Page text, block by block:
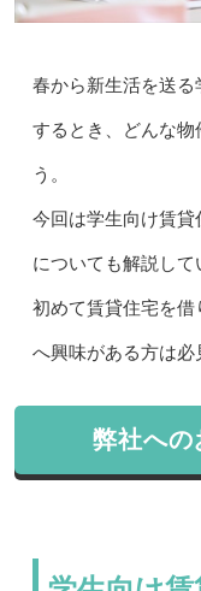
春から新生活を送
するとき、どんな物
う。
今回は学生向け賃貸
についても解説して
初めて賃貸住宅を
へ興味がある方は必
弊社への